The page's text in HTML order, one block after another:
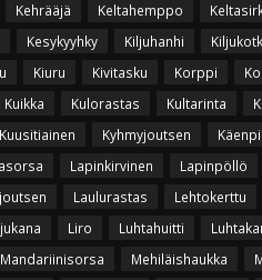
Kehrääjä Keltahemppo
Kesykyyhky Kiljuhanhi
Kiuru Kivitasku Korppi
Kuikka Kulorastas Kultarinta
Kuusitiainen Kyhmyjoutsen
Lapinkirvinen Lapinpöllö
Laulurastas Lehtokerttu
Liro Luhtahuitti
Mandariinisorsa Mehiläishaukka